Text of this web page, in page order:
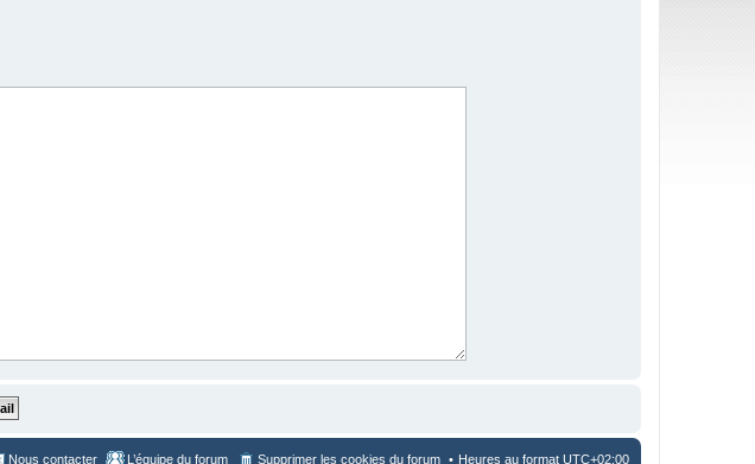
Heures au format UTC+02:00
Supprimer les cookies du forum
L’équipe du forum
Nous contacter